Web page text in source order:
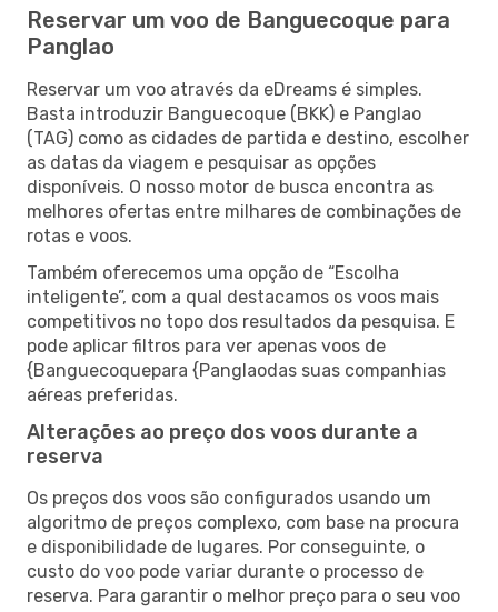
Reservar um voo de Banguecoque para
Panglao
Reservar um voo através da eDreams é simples.
Basta introduzir Banguecoque (BKK) e Panglao
(TAG) como as cidades de partida e destino, escolher
as datas da viagem e pesquisar as opções
disponíveis. O nosso motor de busca encontra as
melhores ofertas entre milhares de combinações de
rotas e voos.
Também oferecemos uma opção de “Escolha
inteligente”, com a qual destacamos os voos mais
competitivos no topo dos resultados da pesquisa. E
pode aplicar filtros para ver apenas voos de
{Banguecoquepara {Panglaodas suas companhias
aéreas preferidas.
Alterações ao preço dos voos durante a
reserva
Os preços dos voos são configurados usando um
algoritmo de preços complexo, com base na procura
e disponibilidade de lugares. Por conseguinte, o
custo do voo pode variar durante o processo de
reserva. Para garantir o melhor preço para o seu voo